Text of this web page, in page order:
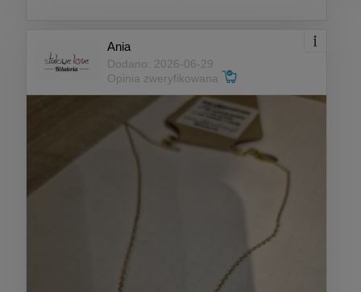
Ania
Dodano: 2026-06-29
Opinia zweryfikowana